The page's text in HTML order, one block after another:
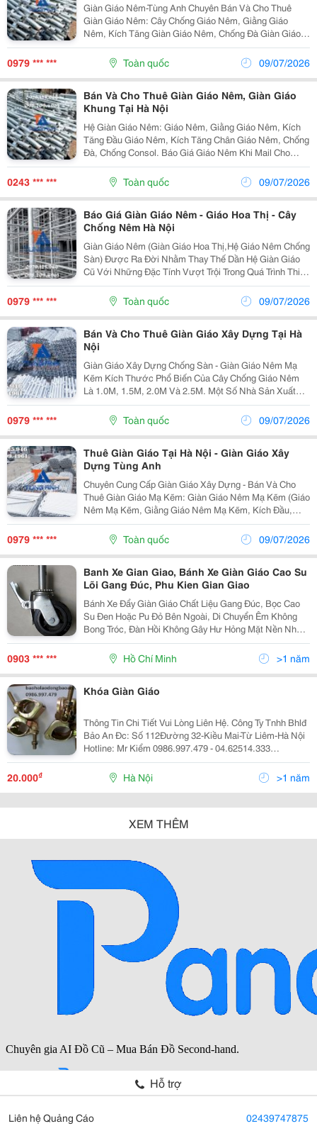
Giàn Giáo Nêm-Tùng Anh Chuyên Bán Và Cho Thuê
Giàn Giáo Nêm: Cây Chống Giáo Nêm, Giằng Giáo
Nêm, Kích Tăng Giàn Giáo Nêm, Chống Đà Giàn Giáo
Nêm Tại Hà Nội. Công Ty Cổ Phần Đầu Tư Và Xây Dựng
Tùng Anh 30 Năm Và Hơn Thế Nữa Chuyên Bán Và
0979 *** *** Toàn quốc 09/07/2026
Bán Và Cho Thuê Giàn Giáo Nêm, Giàn Giáo
Khung Tại Hà Nội
Hệ Giàn Giáo Nêm: Giáo Nêm, Giằng Giáo Nêm, Kích
Tăng Đầu Giáo Nêm, Kích Tăng Chân Giáo Nêm, Chống
Đà, Chống Consol. Báo Giá Giáo Nêm Khi Mail Cho
Tùng Anh. Công Ty Cổ Phần Đầu Tư Và Xây Dựng Tùng
Anh 11 Năm Và Hơn Thế Nữa Giàn Giáo Nêm...
0243 *** *** Toàn quốc 09/07/2026
Báo Giá Giàn Giáo Nêm - Giáo Hoa Thị - Cây
Chống Nêm Hà Nội
Giàn Giáo Nêm (Giàn Giáo Hoa Thị,Hệ Giáo Nêm Chống
Sàn) Được Ra Đời Nhằm Thay Thế Dần Hệ Giàn Giáo
Cũ Với Những Đặc Tính Vượt Trội Trong Quá Trình Thi
Công. ① Giáo Nêm (Cây Chống Nêm) Mạ Kẽm: &Loz;
Những Ưu Điểm Vượt Trội Hệ Giàn Giáo Nêm Tùng...
0979 *** *** Toàn quốc 09/07/2026
Bán Và Cho Thuê Giàn Giáo Xây Dựng Tại Hà
Nội
Giàn Giáo Xây Dựng Chống Sàn - Giàn Giáo Nêm Mạ
Kẽm Kích Thước Phổ Biến Của Cây Chống Giáo Nêm
Là 1.0M, 1.5M, 2.0M Và 2.5M. Một Số Nhà Sản Xuất
Cung Cấp Kích Thước 2.7M Và 3.0M Theo Đặc Thù
Công Trình Đơn Vị Hay Thi Công. Nếu Là Một Công Ty
Xây Dự
0979 *** *** Toàn quốc 09/07/2026
Thuê Giàn Giáo Tại Hà Nội - Giàn Giáo Xây
Dựng Tùng Anh
Chuyên Cung Cấp Giàn Giáo Xây Dựng - Bán Và Cho
Thuê Giàn Giáo Mạ Kẽm: Giàn Giáo Nêm Mạ Kẽm (Giáo
Nêm Mạ Kẽm, Giằng Giáo Nêm Mạ Kẽm, Kích Đầu,
Kích Chân), Giàn Giáo Hoàn Thiện Mạ Kẽm (Giáo Hoàn
Thiện 1.5M, Giáo Hoàn Thiện 1.7M Mạ Kẽm, Giằng
Hoàn Thiệ
0979 *** *** Toàn quốc 09/07/2026
Banh Xe Gian Giao, Bánh Xe Giàn Giáo Cao Su
Lõi Gang Đúc, Phu Kien Gian Giao
Bánh Xe Đẩy Giàn Giáo Chất Liệu Gang Đúc, Bọc Cao
Su Đen Hoặc Pu Đỏ Bên Ngoài, Di Chuyển Êm Không
Bong Tróc, Đàn Hồi Không Gây Hư Hỏng Mặt Nền Nhà
Khi Di Chuyển Giàn Giáo. Ổ Bi Đũa Giúp Di Chuyển Êm,
Càng Bánh Xe Làm Bằng Thép Trục Tiêu C
0903 *** *** Hồ Chí Minh >1 năm
Khóa Giàn Giáo
Thông Tin Chi Tiết Vui Lòng Liên Hệ. Công Ty Tnhh Bhlđ
Bảo An Đc: Số 112Đường 32-Kiều Mai-Từ Liêm-Hà Nội
Hotline: Mr Kiểm 0986.997.479 - 04.62514.333
Http://Baoholaodongbaoan.vn
20.000₫ Hà Nội >1 năm
XEM THÊM
Hỗ trợ
Liên hệ Quảng Cáo 02439747875